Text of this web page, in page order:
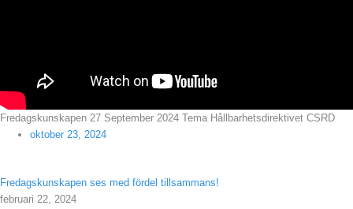
Fredagskunskapen 27 September 2024 Tema Hållbarhetsdirektivet CSRD
oktober 23, 2024
Fredagskunskapen ses med fördel tillsammans!
februari 22, 2024